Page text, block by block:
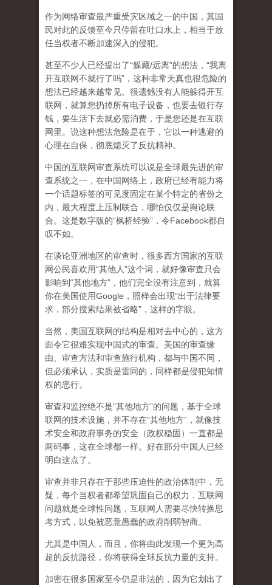
作为网络审查最严重受灾区域之一的中国，其国
民对此的反馈至今只停留在吐口水上，相当于放
任当权者不断加速深入的侵犯。
甚至不少人已经提出了“躲藏/远离”的想法，“我离
开互联网不就行了吗”，这种非常天真也很危险的
想法已经越来越常见。很遗憾没有人能躲得开互
联网，就算您扔掉所有电子设备，也要去银行存
钱，要生活下去就必需消费，于是您还是在互联
网里。说这种想法危险是在于，它以一种逃避的
心理在自保，彻底熄灭了反抗精神。
中国的互联网审查系统可以说是全球最先进的审
查系统之一，在中国网络上，政府已经有能力将
一个话题标签的可见度固定在某个特定的省份之
内，最大程度上压制联合 ，哪怕仅仅是舆论联
合。这是数字版的“枫桥经验”，令Facebook都自
叹不如。
在谈论亚洲地区的审查时，很多西方国家的互联
网公民喜欢用“其他人”这个词，就好像审查只会
影响到“其他地方”，他们完全没有注意到， 就算
你在美国使用Google，照样会出现“出于法律要
求，部分搜索结果被省略”，这样的字眼。
当然，美国互联网的结构是相对去中心的，这方
面令它很难实现中国式的审查。美国的审查缘
由、审查方法和审查施行机构，都与中国不同，
但必须承认， 实质是雷同的，同样都是侵犯知情
权的恶行。
审查和监控绝不是“其他地方”的问题，基于全球
联网的技术设施，并不存在“其他地方”，就像技
术安全和政府事务的安全（政权稳固）一直都是
两码事，这在全球都一样。好在部分中国人已经
明白这点了。
审查并非只存在于那些压迫性的政治体制中，无
疑，每个当权者都希望巩固自己的权力，互联网
问题就是全球性问题，互联网人需要尽快转换思
考方式，以免被恶意愚蠢的政府削弱智商。
尤其是中国人，而且，你将由此发现一个更为高
超的反抗路径，你将获得全球反抗力量的支持。
加密在很多国家至今仍是非法的，因为它划出了